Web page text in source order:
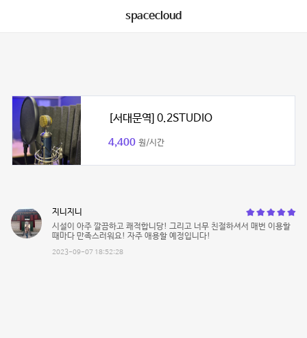
spacecloud
[서대문역] 0.2STUDIO
4,400 원/시간
지니지니
시설이 아주 깔끔하고 쾌적합니당! 그리고 너무 친절하셔서 매번 이용할
때마다 만족스러워요! 자주 애용할 예정입니다!
2023-09-07 18:52:28